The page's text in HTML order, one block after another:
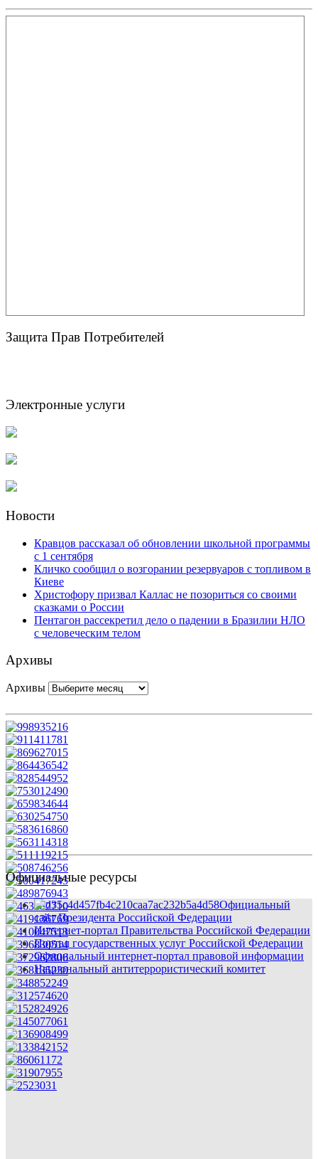
Защита Прав Потребителей
Электронные услуги
Новости
Кравцов рассказал об обновлении школьной программы
с 1 сентября
Кличко сообщил о возгорании резервуаров с топливом в
Киеве
Христофору призвал Каллас не позориться со своими
сказками о России
Пентагон рассекретил дело о падении в Бразилии НЛО
с человеческим телом
Архивы
Архивы
Официальные ресурсы
Официальный
сайт Президента Российской Федерации
Интернет-портал Правительства Российской Федерации
Портал государственных услуг Российской Федерации
Официальный интернет-портал правовой информации
Национальный антитеррористический комитет